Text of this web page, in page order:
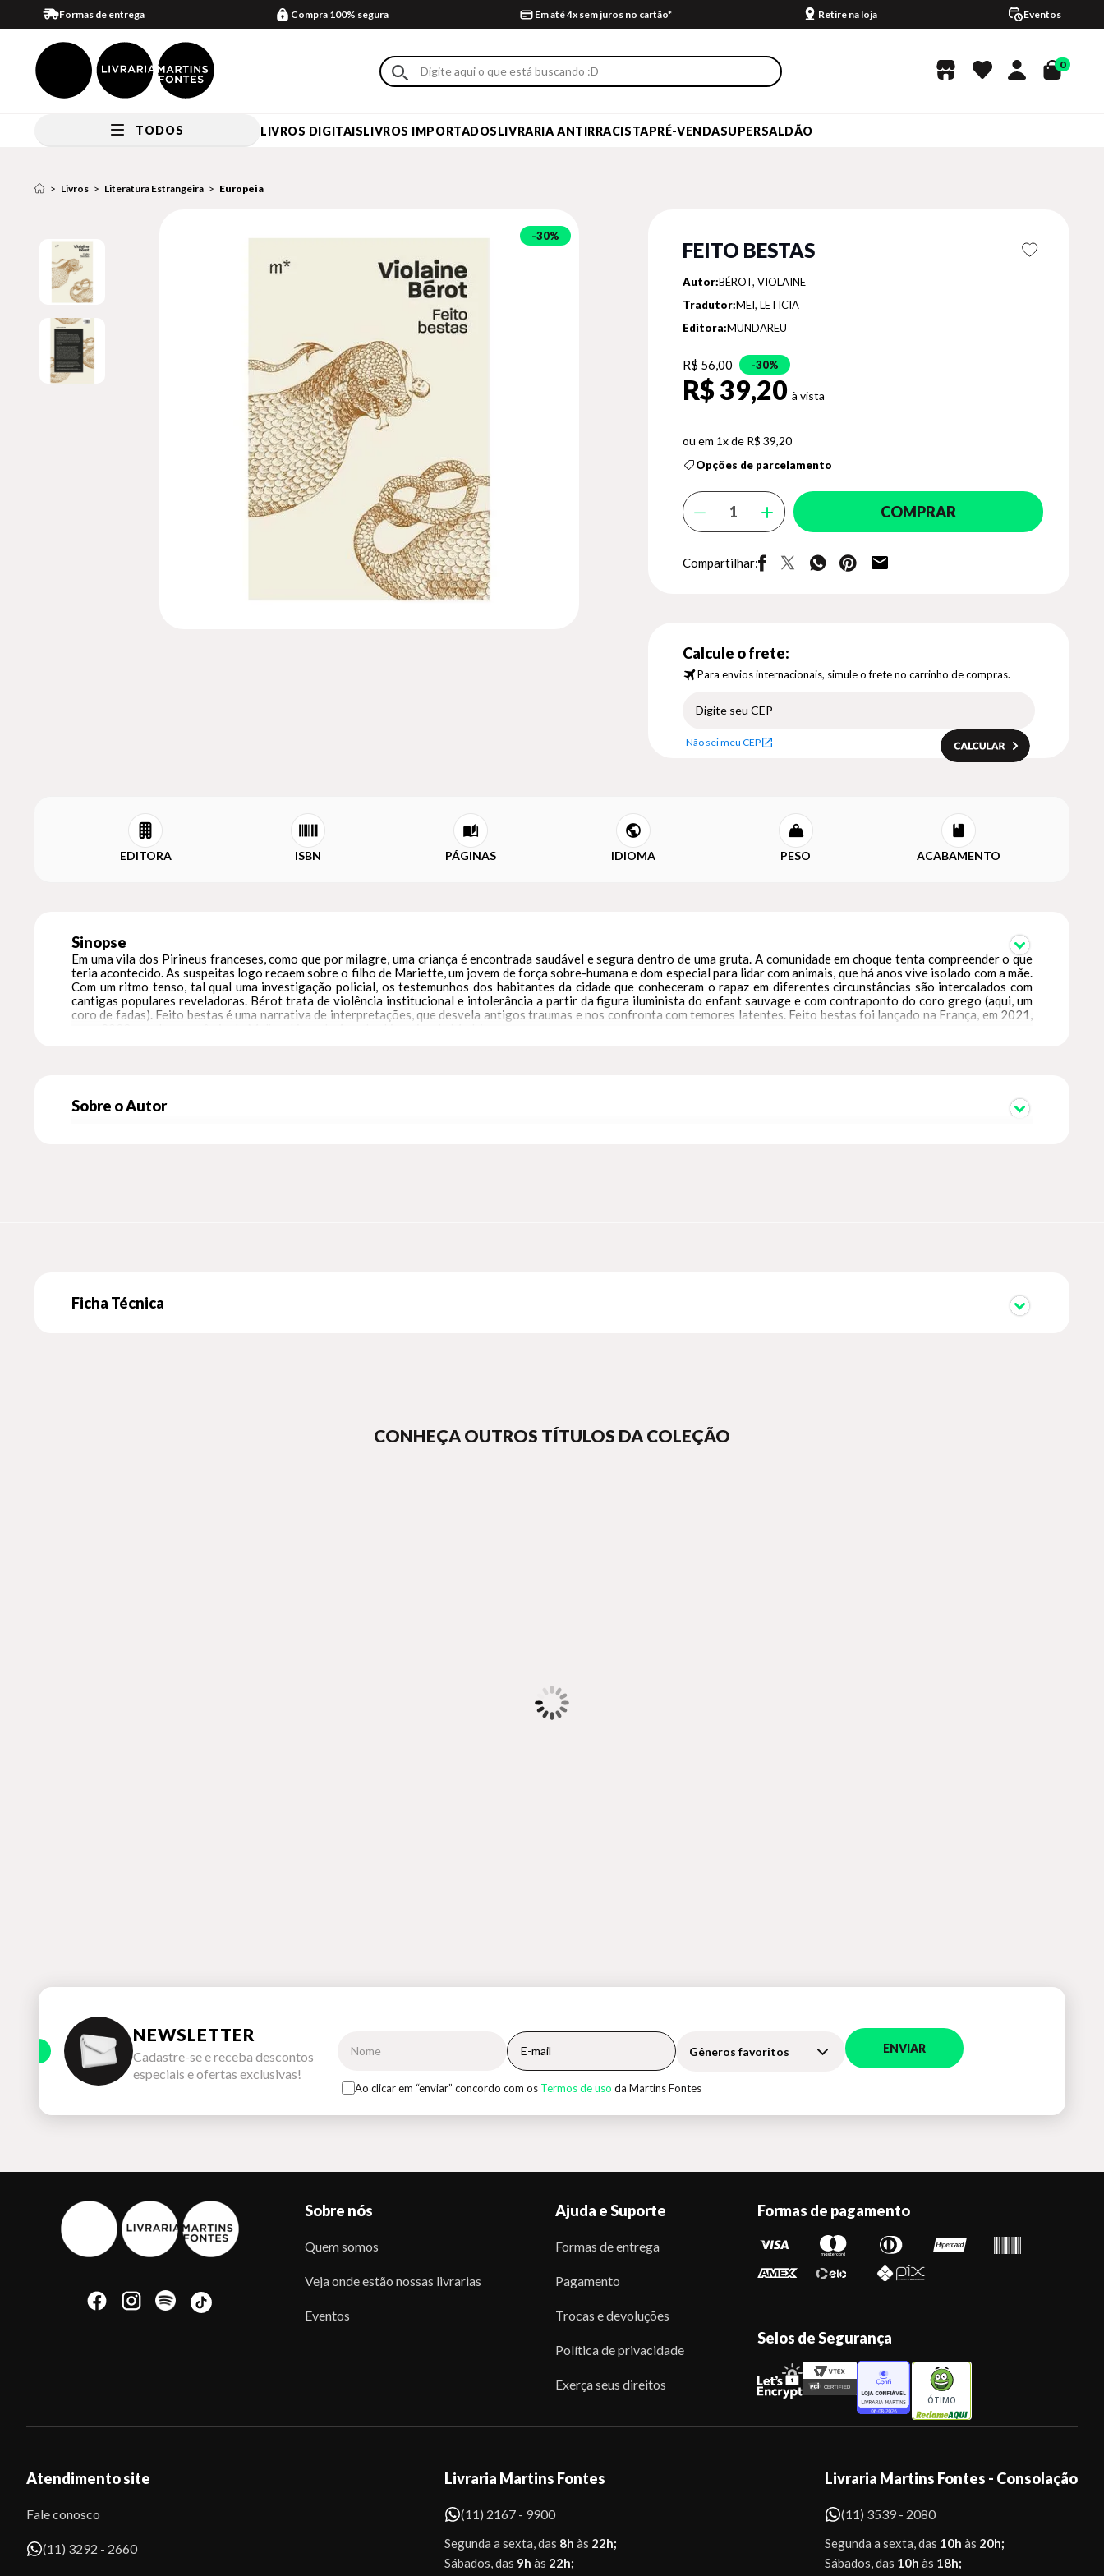
Formas de entrega Compra 100% segura Em até 4x sem juros no cartão* Retire na loja Eventos
0
TODOS LIVROS DIGITAISLIVROS IMPORTADOSLIVRARIA ANTIRRACISTAPRÉ-VENDASUPERSALDÃO
Livros Literatura Estrangeira Europeia
30%
FEITO BESTAS
Autor:BÉROT, VIOLAINE
Tradutor:MEI, LETICIA
Editora:MUNDAREU
R$ 56,00 30%
R$ 39,20
1x de R$ 39,20
Opções de parcelamento
COMPRAR
Compartilhar:
Calcule o frete:
Para envios internacionais, simule o frete no carrinho de compras.
Não sei meu CEP
EDITORA ISBN PÁGINAS IDIOMA PESO ACABAMENTO
Sinopse
Em uma vila dos Pirineus franceses, como que por milagre, uma criança é encontrada saudável e segura dentro de uma gruta. A comunidade em choque tenta compreender o que
teria acontecido. As suspeitas logo recaem sobre o filho de Mariette, um jovem de força sobre-humana e dom especial para lidar com animais, que há anos vive isolado com a mãe.
Com um ritmo tenso, tal qual uma investigação policial, os testemunhos dos habitantes da cidade que conheceram o rapaz em diferentes circunstâncias são intercalados com
cantigas populares reveladoras. Bérot trata de violência institucional e intolerância a partir da figura iluminista do enfant sauvage e com contraponto do coro grego (aqui, um
coro de fadas). Feito bestas é uma narrativa de interpretações, que desvela antigos traumas e nos confronta com temores latentes. Feito bestas foi lançado na França, em 2021,
Sobre o Autor
Ficha Técnica
CONHEÇA OUTROS TÍTULOS DA COLEÇÃO
NEWSLETTER
Cadastre-se e receba descontos
especiais e ofertas exclusivas!
Gêneros favoritos ENVIAR
Ao clicar em “enviar” concordo com os Termos de uso da Martins Fontes
Sobre nós
Quem somos
Veja onde estão nossas livrarias
Eventos
Ajuda e Suporte
Formas de entrega
Pagamento
Trocas e devoluções
Política de privacidade
Exerça seus direitos
Formas de pagamento
Selos de Segurança
ÓTIMO
Atendimento site
Fale conosco
(11) 3292 - 2660
Livraria Martins Fontes
(11) 2167 - 9900
Segunda a sexta, das 8h às 22h;
Sábados, das 9h às 22h;
Livraria Martins Fontes - Consolação
(11) 3539 - 2080
Segunda a sexta, das 10h às 20h;
Sábados, das 10h às 18h;